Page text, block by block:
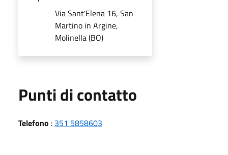
Via Sant'Elena 16, San
Martino in Argine,
Molinella (BO)
Punti di contatto
Telefono : 351 5858603